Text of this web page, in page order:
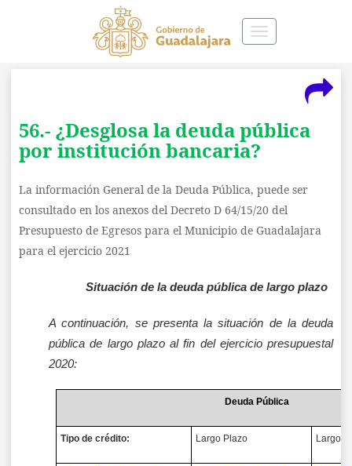
Toggle
navigation
56.- ¿Desglosa la deuda pública
por institución bancaria?
La información General de la Deuda Pública, puede ser
consultado en los anexos del Decreto D 64/15/20 del
Presupuesto de Egresos para el Municipio de Guadalajara
para el ejercicio 2021
Situación de la deuda pública de largo plazo
A continuación, se presenta la situación de la deuda
pública de largo plazo al fin del ejercicio presupuestal
2020:
Deuda Pública
Tipo de crédito: Largo Plazo Largo